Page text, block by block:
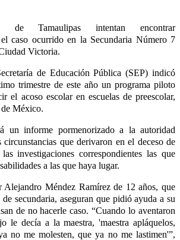
de Tamaulipas intentan encontrar
el caso ocurrido en la Secundaria Número 7
Victoria.
de Educación Pública (SEP) indicó
trimestre de este año un programa piloto
el acoso escolar en escuelas de preescolar,
México.
un informe pormenorizado a la autoridad
que derivaron en el deceso de
investigaciones correspondientes las que
a las que haya lugar.
Alejandro Méndez Ramírez de 12 años, que
secundaria, aseguran que pidió ayuda a su
de no hacerle caso. “Cuando lo aventaron
le decía a la maestra, 'maestra apláquelos,
no me molesten, que ya no me lastimen'”,